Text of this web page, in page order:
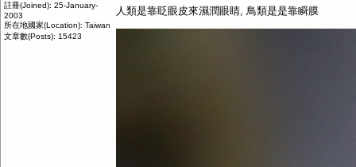
註冊(Joined): 25-January-
2003
所在地國家(Location): Taiwan
文章數(Posts): 15423
人類是靠眨眼皮來濕潤眼睛, 鳥類是是靠瞬膜